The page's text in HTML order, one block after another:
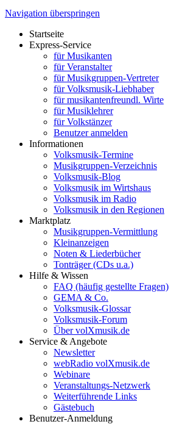
Navigation überspringen
Startseite
Express-Service
für Musikanten
für Veranstalter
für Musikgruppen-Vertreter
für Volksmusik-Liebhaber
für musikantenfreundl. Wirte
für Musiklehrer
für Volkstänzer
Benutzer anmelden
Informationen
Volksmusik-Termine
Musikgruppen-Verzeichnis
Volksmusik-Blog
Volksmusik im Wirtshaus
Volksmusik im Radio
Volksmusik in den Regionen
Marktplatz
Musikgruppen-Vermittlung
Kleinanzeigen
Noten & Liederbücher
Tonträger (CDs u.a.)
Hilfe & Wissen
FAQ (häufig gestellte Fragen)
GEMA & Co.
Volksmusik-Glossar
Volksmusik-Forum
Über volXmusik.de
Service & Angebote
Newsletter
webRadio volXmusik.de
Webinare
Veranstaltungs-Netzwerk
Weiterführende Links
Gästebuch
Benutzer-Anmeldung